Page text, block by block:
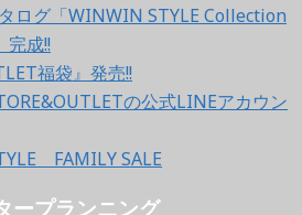
ログ「WINWIN STYLE Collection
完成!!
福袋』発売!!
の公式LINEアカウン
FAMILY SALE
ープランニング